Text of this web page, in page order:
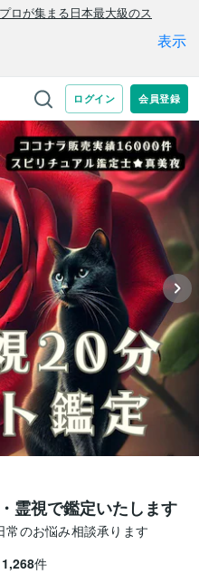
霊視で鑑定いたします
のお悩み相談承ります
1,268件